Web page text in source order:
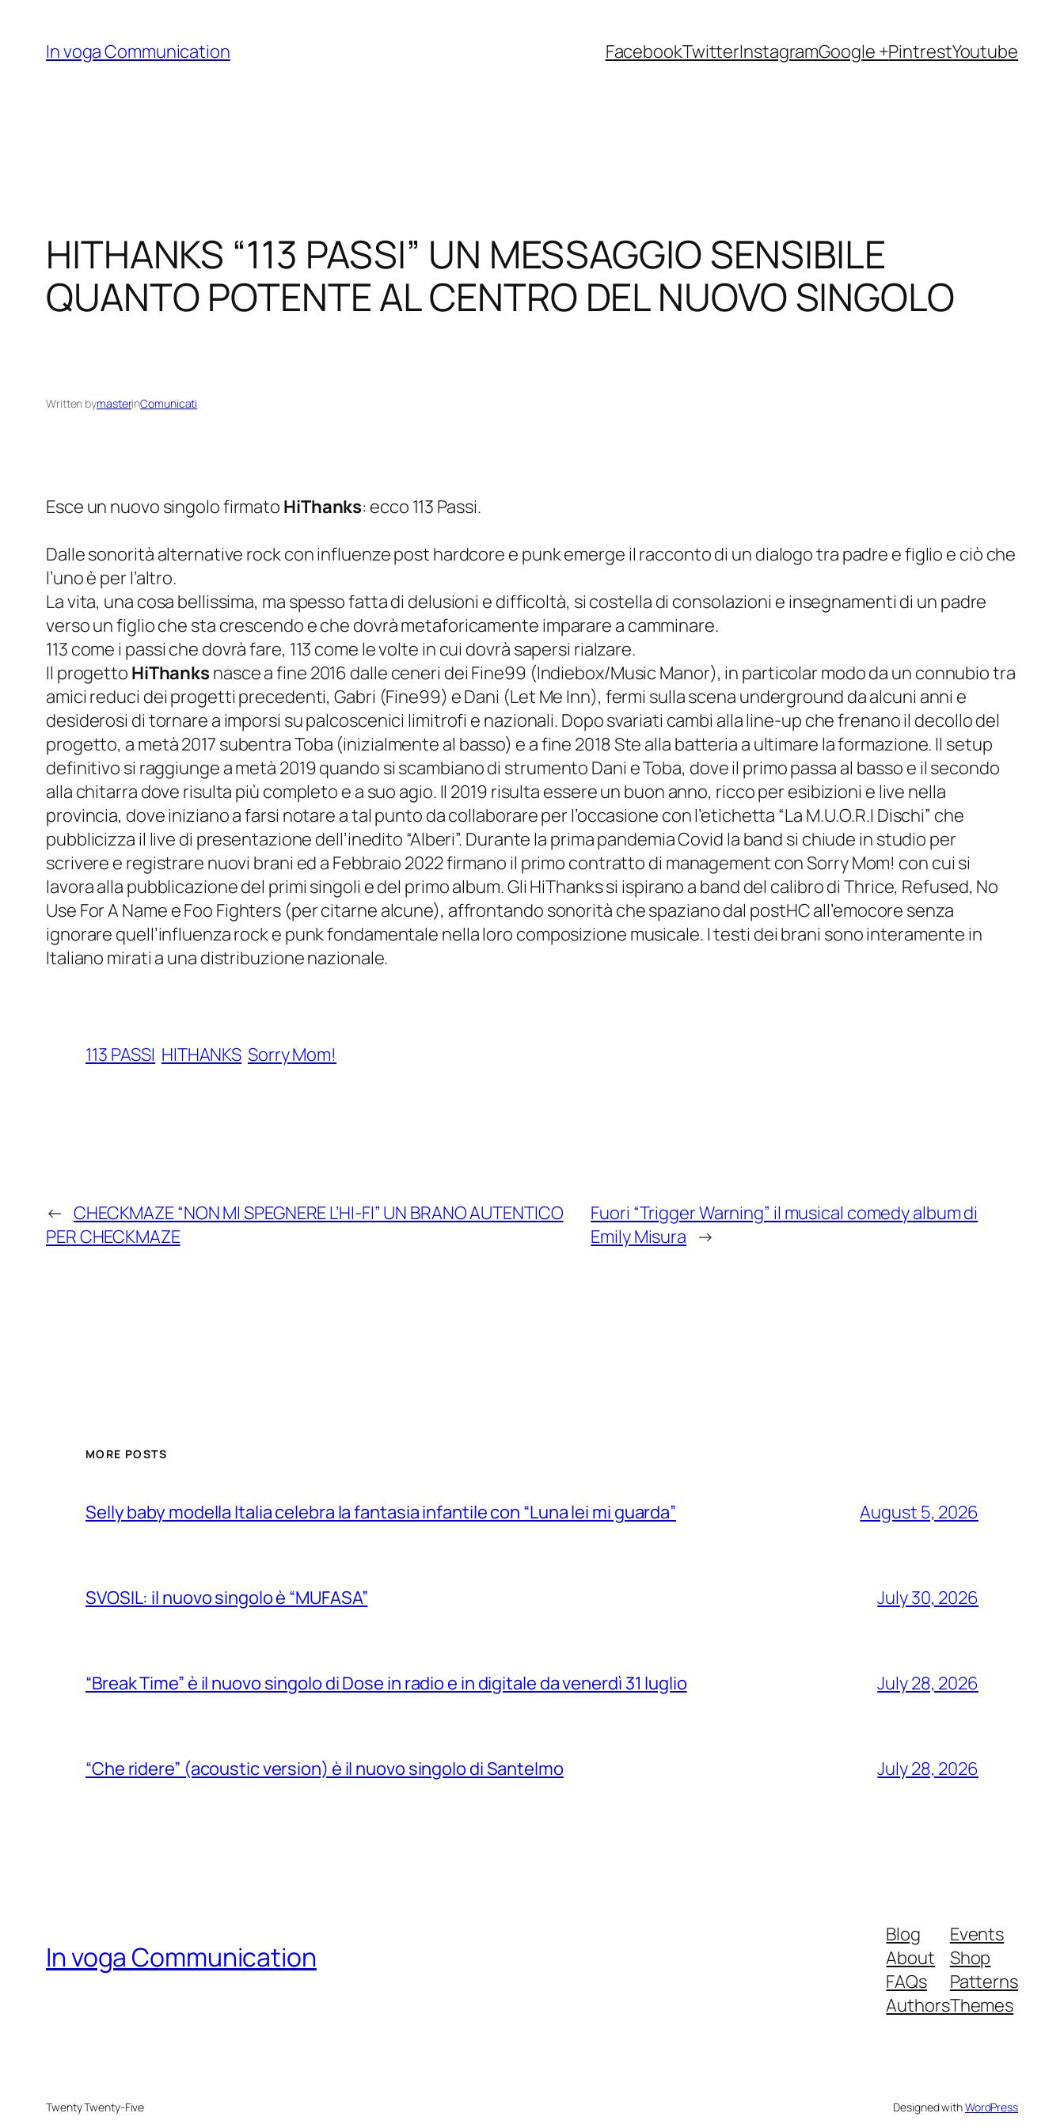
content
In voga Communication FacebookTwitterInstagramGoogle +PintrestYoutube
HITHANKS “113 PASSI” UN MESSAGGIO SENSIBILE
QUANTO POTENTE AL CENTRO DEL NUOVO SINGOLO
Written bymasterinComunicati
Esce un nuovo singolo firmato HiThanks: ecco 113 Passi.
Dalle sonorità alternative rock con influenze post hardcore e punk emerge il racconto di un dialogo tra padre e figlio e ciò che
l’uno è per l’altro.
La vita, una cosa bellissima, ma spesso fatta di delusioni e difficoltà, si costella di consolazioni e insegnamenti di un padre
verso un figlio che sta crescendo e che dovrà metaforicamente imparare a camminare.
113 come i passi che dovrà fare, 113 come le volte in cui dovrà sapersi rialzare.
Il progetto HiThanks nasce a fine 2016 dalle ceneri dei Fine99 (Indiebox/Music Manor), in particolar modo da un connubio tra
amici reduci dei progetti precedenti, Gabri (Fine99) e Dani (Let Me Inn), fermi sulla scena underground da alcuni anni e
desiderosi di tornare a imporsi su palcoscenici limitrofi e nazionali. Dopo svariati cambi alla line-up che frenano il decollo del
progetto, a metà 2017 subentra Toba (inizialmente al basso) e a fine 2018 Ste alla batteria a ultimare la formazione. Il setup
definitivo si raggiunge a metà 2019 quando si scambiano di strumento Dani e Toba, dove il primo passa al basso e il secondo
alla chitarra dove risulta più completo e a suo agio. Il 2019 risulta essere un buon anno, ricco per esibizioni e live nella
provincia, dove iniziano a farsi notare a tal punto da collaborare per l’occasione con l’etichetta “La M.U.O.R.I Dischi” che
pubblicizza il live di presentazione dell’inedito “Alberi”. Durante la prima pandemia Covid la band si chiude in studio per
scrivere e registrare nuovi brani ed a Febbraio 2022 firmano il primo contratto di management con Sorry Mom! con cui si
lavora alla pubblicazione del primi singoli e del primo album. Gli HiThanks si ispirano a band del calibro di Thrice, Refused, No
Use For A Name e Foo Fighters (per citarne alcune), affrontando sonorità che spaziano dal postHC all’emocore senza
ignorare quell’influenza rock e punk fondamentale nella loro composizione musicale. I testi dei brani sono interamente in
Italiano mirati a una distribuzione nazionale.
113 PASSI HITHANKS Sorry Mom!
← CHECKMAZE “NON MI SPEGNERE L’HI-FI” UN BRANO AUTENTICO
PER CHECKMAZE
Fuori “Trigger Warning” il musical comedy album di
Emily Misura →
MORE POSTS
Selly baby modella Italia celebra la fantasia infantile con “Luna lei mi guarda” August 5, 2026
SVOSIL: il nuovo singolo è “MUFASA” July 30, 2026
“Break Time” è il nuovo singolo di Dose in radio e in digitale da venerdì 31 luglio July 28, 2026
“Che ridere” (acoustic version) è il nuovo singolo di Santelmo July 28, 2026
In voga Communication
Blog
About
FAQs
Authors
Events
Shop
Patterns
Themes
Twenty Twenty-Five Designed withWordPress